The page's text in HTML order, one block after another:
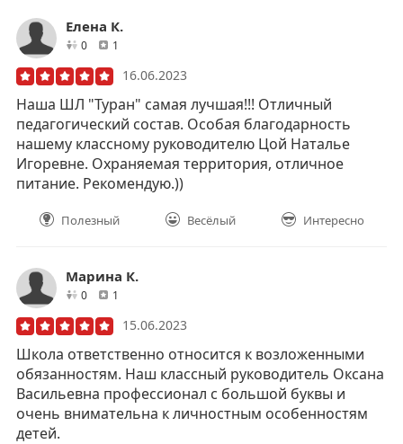
Елена К.
0друзей1
16.06.2023
Наша ШЛ "Туран" самая лучшая!!! Отличный
педагогический состав. Особая благодарность
нашему классному руководителю Цой Наталье
Игоревне. Охраняемая территория, отличное
питание. Рекомендую.))
Полезный Весёлый Интересно
Марина К.
0друзей1
15.06.2023
Школа ответственно относится к возложенными
обязанностям. Наш классный руководитель Оксана
Васильевна профессионал с большой буквы и
очень внимательна к личностным особенностям
детей.